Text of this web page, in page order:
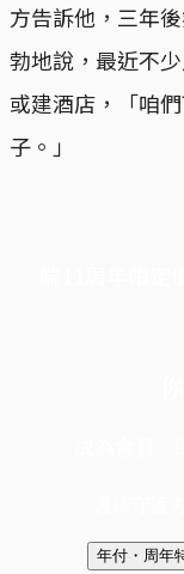
方告訴他，三年
勃地說，最近不
或建酒店，「咱
子。」
年付・周年